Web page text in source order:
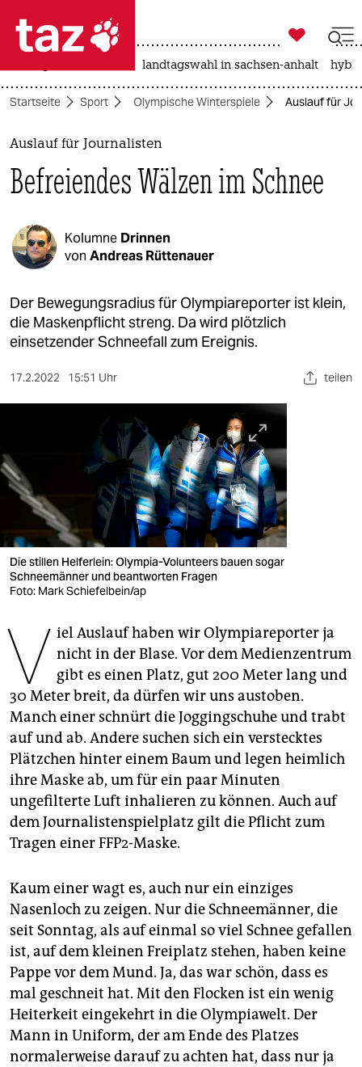
 taz zahl ich
taz zahl ich
themen
politik
öko
gesellschaft
kultur
sport
nord
verlag
verlag
veranstaltungen
shop
fragen & hilfe
unterstützen
abo
genossenschaft
epaper login

taz zahl ich
landtagswahl in sachsen-anhalt
Startseite Sport Olympische Winterspiele Auslauf für
Auslauf für Journalisten
Befreiendes Wälzen im Schnee
Kolumne Drinnen
von Andreas Rüttenauer
Der Bewegungsradius für Olympiareporter ist klein,
die Maskenpflicht streng. Da wird plötzlich
einsetzender Schneefall zum Ereignis.
17.2.2022 15:51 Uhr teilen
Die stillen Helferlein: Olympia-Volunteers bauen sogar
Schneemänner und beantworten Fragen
Foto: Mark Schiefelbein/ap
V iel Auslauf haben wir Olympiareporter ja
nicht in der Blase. Vor dem Medienzentrum
gibt es einen Platz, gut 200 Meter lang und
30 Meter breit, da dürfen wir uns austoben.
Manch einer schnürt die Joggingschuhe und trabt
auf und ab. Andere suchen sich ein verstecktes
Plätzchen hinter einem Baum und legen heimlich
ihre Maske ab, um für ein paar Minuten
ungefilterte Luft inhalieren zu können. Auch auf
dem Journalistenspielplatz gilt die Pflicht zum
Tragen einer FFP2-Maske.
Kaum einer wagt es, auch nur ein einziges
Nasenloch zu zeigen. Nur die Schneemänner, die
seit Sonntag, als auf einmal so viel Schnee gefallen
ist, auf dem kleinen Freiplatz stehen, haben keine
Pappe vor dem Mund. Ja, das war schön, dass es
mal geschneit hat. Mit den Flocken ist ein wenig
Heiterkeit eingekehrt in die Olympiawelt. Der
Mann in Uniform, der am Ende des Platzes
normalerweise darauf zu achten hat, dass nur ja